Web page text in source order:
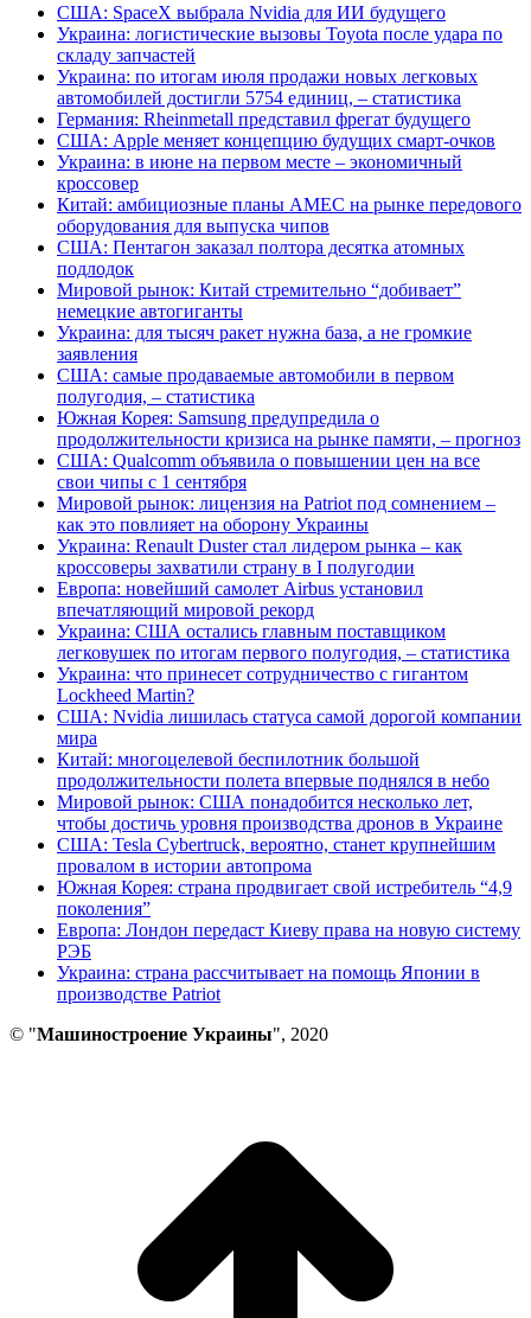
США: SpaceX выбрала Nvidia для ИИ будущего
Украина: логистические вызовы Toyota после удара по
складу запчастей
Украина: по итогам июля продажи новых легковых
автомобилей достигли 5754 единиц, – статистика
Германия: Rheinmetall представил фрегат будущего
США: Apple меняет концепцию будущих смарт-очков
Украина: в июне на первом месте – экономичный
кроссовер
Китай: амбициозные планы AMEC на рынке передового
оборудования для выпуска чипов
США: Пентагон заказал полтора десятка атомных
подлодок
Мировой рынок: Китай стремительно “добивает”
немецкие автогиганты
Украина: для тысяч ракет нужна база, а не громкие
заявления
США: самые продаваемые автомобили в первом
полугодия, – статистика
Южная Корея: Samsung предупредила о
продолжительности кризиса на рынке памяти, – прогноз
США: Qualcomm объявила о повышении цен на все
свои чипы с 1 сентября
Мировой рынок: лицензия на Patriot под сомнением –
как это повлияет на оборону Украины
Украина: Renault Duster стал лидером рынка – как
кроссоверы захватили страну в I полугодии
Европа: новейший самолет Airbus установил
впечатляющий мировой рекорд
Украина: США остались главным поставщиком
легковушек по итогам первого полугодия, – статистика
Украина: что принесет сотрудничество с гигантом
Lockheed Martin?
США: Nvidia лишилась статуса самой дорогой компании
мира
Китай: многоцелевой беспилотник большой
продолжительности полета впервые поднялся в небо
Мировой рынок: США понадобится несколько лет,
чтобы достичь уровня производства дронов в Украине
США: Tesla Cybertruck, вероятно, станет крупнейшим
провалом в истории автопрома
Южная Корея: страна продвигает свой истребитель “4,9
поколения”
Европа: Лондон передаст Киеву права на новую систему
РЭБ
Украина: страна рассчитывает на помощь Японии в
производстве Patriot
© "Машиностроение Украины", 2020